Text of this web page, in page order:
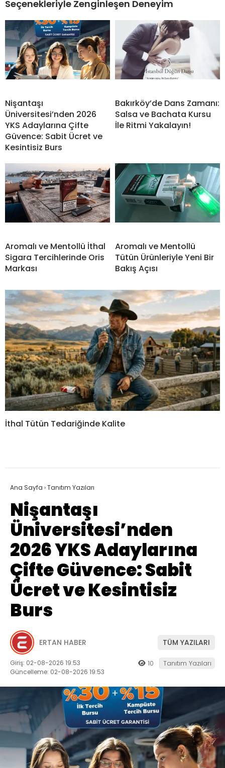
Seçenekleriyle Zenginleşen Deneyim
Nişantaşı
Üniversitesi’nden 2026
YKS Adaylarına Çifte
Güvence: Sabit Ücret ve
Kesintisiz Burs
Bakırköy’de Dans Zamanı:
Salsa ve Bachata Kursu
İle Ritmi Yakalayın!
Aromalı ve Mentollü İthal
Sigara Tercihlerinde Oris
Markası
Aromalı ve Mentollü
Tütün Ürünleriyle Yeni Bir
Bakış Açısı
İthal Tütün Tedariğinde Kalite
Ana Sayfa ›Tanıtım Yazıları
Nişantaşı
Üniversitesi’nden
2026 YKS Adaylarına
Çifte Güvence: Sabit
Ücret ve Kesintisiz
Burs
ERTAN HABER TÜM YAZILARI
Giriş: 02-08-2026 19:53
Güncelleme: 02-08-2026 19:53
10 Tanıtım Yazıları